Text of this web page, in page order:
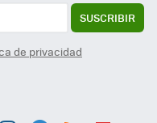
SUSCRIBIR
de privacidad